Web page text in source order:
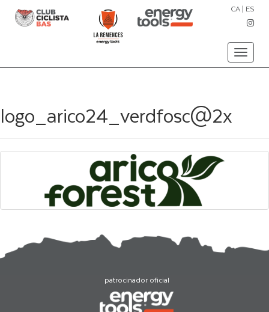
Toggle
CA | ES
logo_arico24_verdfosc@2x
patrocinador oficial